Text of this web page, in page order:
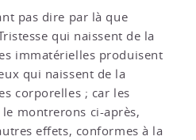
pas dire par là que
qui naissent de la
immatérielles produisent
qui naissent de la
corporelles ; car les
montrerons ci-après,
effets, conformes à la